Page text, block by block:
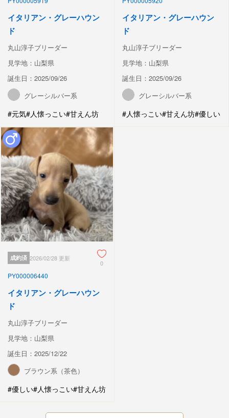
イタリアン・グレーハウン
ド
丸山淳子ブリーダー
見学地：山梨県
誕生日：2025/09/26
グレーシルバー系
#元気#人懐っこい#甘えん坊
イタリアン・グレーハウン
ド
丸山淳子ブリーダー
見学地：山梨県
誕生日：2025/09/26
グレーシルバー系
#人懐っこい#甘えん坊#優しい
成約済 2026/02/28 更新
0
PY000006440
イタリアン・グレーハウン
ド
丸山淳子ブリーダー
見学地：山梨県
誕生日：2025/12/22
ブラウン系（茶色）
#優しい#人懐っこい#甘えん坊